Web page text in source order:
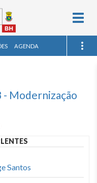
AGENDA
Modernização
Santos